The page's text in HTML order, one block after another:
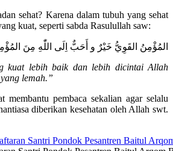
sehat? Karena dalam tubuh yang sehat
kuat, seperti sabda Rasulullah saw:
المُؤْمِنُ القَوِيُّ خَيْرٌ و أَحَبٌّ اِلَى اللّٰهِ مِنَ
kuat lebih baik dan lebih dicintai Allah
lemah.”
membantu pembaca sekalian agar selalu
diberikan kesehatan oleh Allah swt.